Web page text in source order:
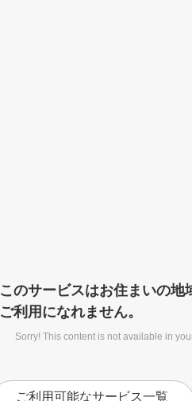
このサービスはお住まいの地
ご利用になれません。
Sorry! This content is not available in
ご利用可能なサービス一覧